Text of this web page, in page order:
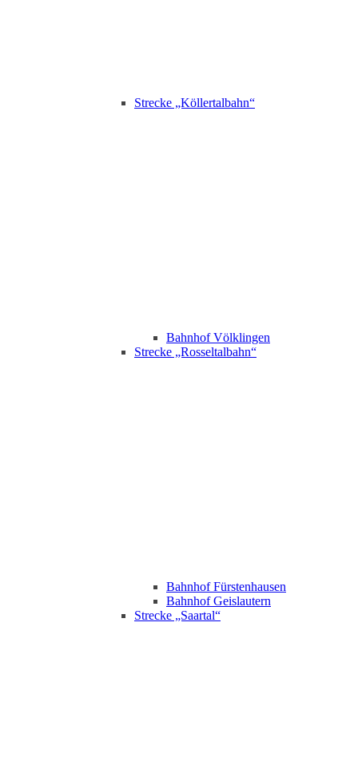
Strecke „Köllertalbahn“
Bahnhof Völklingen
Strecke „Rosseltalbahn“
Bahnhof Fürstenhausen
Bahnhof Geislautern
Strecke „Saartal“